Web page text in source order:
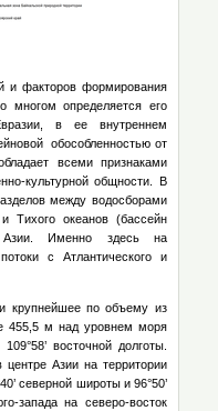
и факторов формирования
многом определяется его
в ее внутреннем
обособленностью от
всеми признаками
культурной общности. В
между водосборами
Тихого океанов (бассейн
Азии. Именно здесь на
с Атлантического и
крупнейшее по объему из
455,5 м над уровнем моря
восточной долготы.
Азии на территории
северной широты и 96°50’
запада на северо-восток